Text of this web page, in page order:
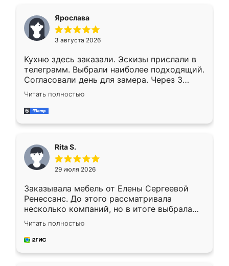
Ярослава
3 августа 2026
Кухню здесь заказали. Эскизы прислали в
телеграмм. Выбрали наиболее подходящий.
Согласовали день для замера. Через 3
недели кухня была уже готова. Остались
довольны работой. Спасибо Ренессанс
мебель за качественную работу!
Читать полностью
Rita S.
29 июля 2026
Заказывала мебель от Елены Сергеевой
Ренессанс. До этого рассматривала
несколько компаний, но в итоге выбрала
эту. Сначала обговорили условия, потом
приехал замерщик, всё спокойно объяснил
и снял размеры. Изготовили в срок, с
Читать полностью